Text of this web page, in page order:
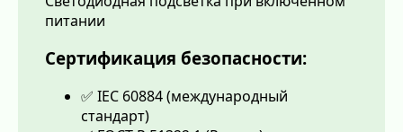
питании
Сертификация безопасности:
✅ IEC 60884 (международный
стандарт)